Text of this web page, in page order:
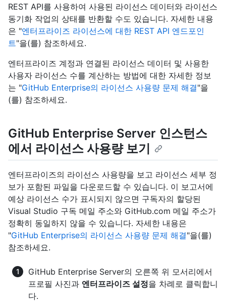
REST API를 사용하여 사용된 라이선스 데이터와 라이선스
동기화 작업의 상태를 반환할 수도 있습니다. 자세한 내용
은 "엔터프라이즈 라이선스에 대한 REST API 엔드포인
트"을(를) 참조하세요.
엔터프라이즈 계정과 연결된 라이선스 데이터 및 사용한
사용자 라이선스 수를 계산하는 방법에 대한 자세한 정보
는 "GitHub Enterprise의 라이선스 사용량 문제 해결"을
(를) 참조하세요.
GitHub Enterprise Server 인스턴스
에서 라이선스 사용량 보기
엔터프라이즈의 라이선스 사용량을 보고 라이선스 세부 정
보가 포함된 파일을 다운로드할 수 있습니다. 이 보고서에
예상 라이선스 수가 표시되지 않으면 구독자의 할당된
Visual Studio 구독 메일 주소와 GitHub.com 메일 주소가
정확히 동일하지 않을 수 있습니다. 자세한 내용은
"GitHub Enterprise의 라이선스 사용량 문제 해결"을(를)
참조하세요.
GitHub Enterprise Server의 오른쪽 위 모서리에서
프로필 사진과 엔터프라이즈 설정을 차례로 클릭합니
다.